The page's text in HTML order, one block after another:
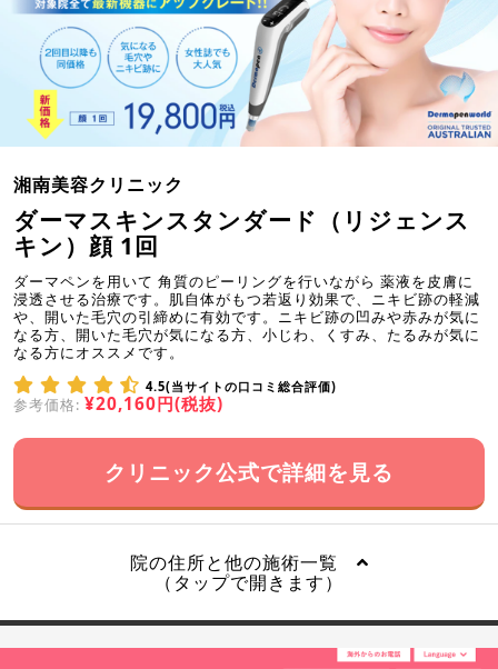
湘南美容クリニック
ダーマスキンスタンダード（リジェンス
キン）顔 1回
ダーマペンを用いて 角質のピーリングを行いながら 薬液を皮膚に
浸透させる治療です。肌自体がもつ若返り効果で、ニキビ跡の軽減
や、開いた毛穴の引締めに有効です。ニキビ跡の凹みや赤みが気に
なる方、開いた毛穴が気になる方、小じわ、くすみ、たるみが気に
なる方にオススメです。
4.5(当サイトの口コミ総合評価)
参考価格: ¥20,160円(税抜)
クリニック公式で詳細を見る
院の住所と他の施術一覧
（タップで開きます）